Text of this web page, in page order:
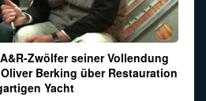
Zwölfer seiner Vollendung
Berking über Restauration
Yacht